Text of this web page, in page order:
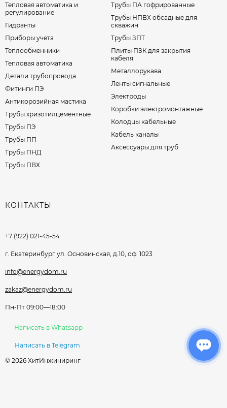
Тепловая автоматика и
регулирование
Гидранты
Приборы учета
Теплообменники
Тепловая автоматика
Детали трубопровода
Фитинги ПЭ
Антикорозийная мастика
Трубы хризотилцементные
Трубы ПЭ
Трубы ПП
Трубы ПНД
Трубы ПВХ
Трубы ПА гофрированные
Трубы НПВХ обсадные для
скважин
Трубы ЗПТ
Плиты ПЗК для закрытия
кабеля
Металлорукава
Ленты сигнальные
Электроды
Коробки электромонтажные
Колодцы кабельные
Кабель каналы
Аксессуары для труб
КОНТАКТЫ
+7 (922) 021-45-54
г. Екатеринбург ул. Основинская, д.10, оф. 1023
info@energydom.ru
zakaz@energydom.ru
Пн-Пт 09:00—18:00
Написать в Whatsapp
Написать в Telegram
© 2026 ХитИнжиниринг